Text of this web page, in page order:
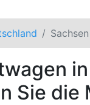
Sachsen
Sie